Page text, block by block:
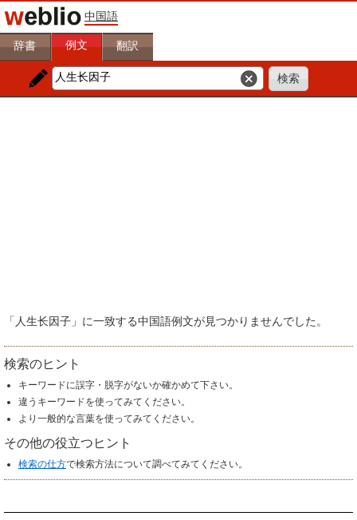
中国語
辞書 例文 翻訳
「人生长因子」に一致する中国語例文が見つかりませんでした。
検索のヒント
キーワードに誤字・脱字がないか確かめて下さい。
違うキーワードを使ってみてください。
より一般的な言葉を使ってみてください。
その他の役立つヒント
検索の仕方で検索方法について調べてみてください。